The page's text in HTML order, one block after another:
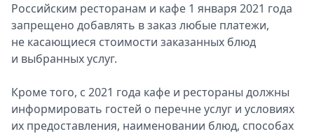
Российским ресторанам и кафе 1 января 2021 года
запрещено добавлять в заказ любые платежи,
не касающиеся стоимости заказанных блюд
и выбранных услуг.
Кроме того, с 2021 года кафе и рестораны должны
информировать гостей о перечне услуг и условиях
их предоставления, наименовании блюд, способах